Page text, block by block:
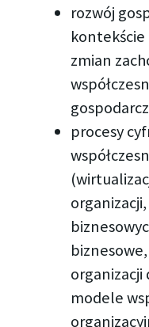
rozwój
kontekście
zmian
procesy
organizacji
modele